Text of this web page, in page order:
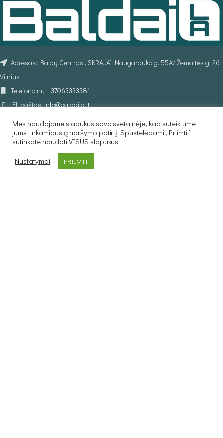
Adresas: Baldų Centras „SKRAJA“ Naugarduko g. 55A/ Žemaitės g. 26
Vilnius
Telefono nr.: +37063333381
El. paštas: info@baldaila.lt
Mes naudojame slapukus savo svetainėje, kad suteiktume
jums tinkamiausią naršymo patirtį. Spustelėdami „Priimti“
sutinkate naudoti VISUS slapukus.
Nustatymai PRIIMTI